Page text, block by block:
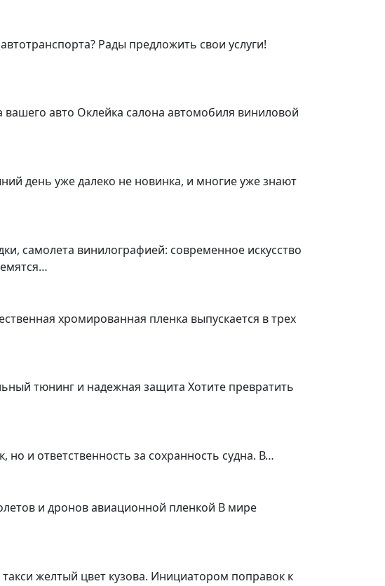
Рады предложить свои услуги!
авто Оклейка салона автомобиля виниловой
день уже далеко не новинка, и многие уже знают
самолета винилографией: современное искусство
хромированная пленка выпускается в трех
тюнинг и надежная защита Хотите превратить
но и ответственность за сохранность судна. В…
и дронов авиационной пленкой В мире
желтый цвет кузова. Инициатором поправок к